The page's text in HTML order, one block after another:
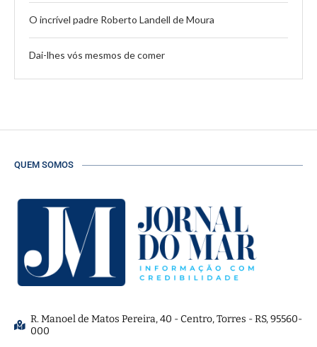
O incrível padre Roberto Landell de Moura
Dai-lhes vós mesmos de comer
QUEM SOMOS
R. Manoel de Matos Pereira, 40 - Centro, Torres - RS, 95560-
000